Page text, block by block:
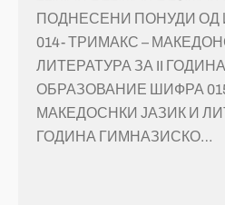
ПОДНЕСЕНИ ПОНУДИ ОД
014- ТРИМАКС –
ЛИТЕРАТУРА ЗА II
ОБРАЗОВАНИЕ ШИФРА
МАКЕДОСНКИ ЈАЗИК И
ГОДИНА ГИМНАЗИСКО…